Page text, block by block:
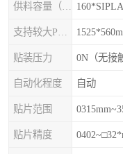
贴装压力 0N（无接
自动化程度 自动
贴片范围
贴片精度